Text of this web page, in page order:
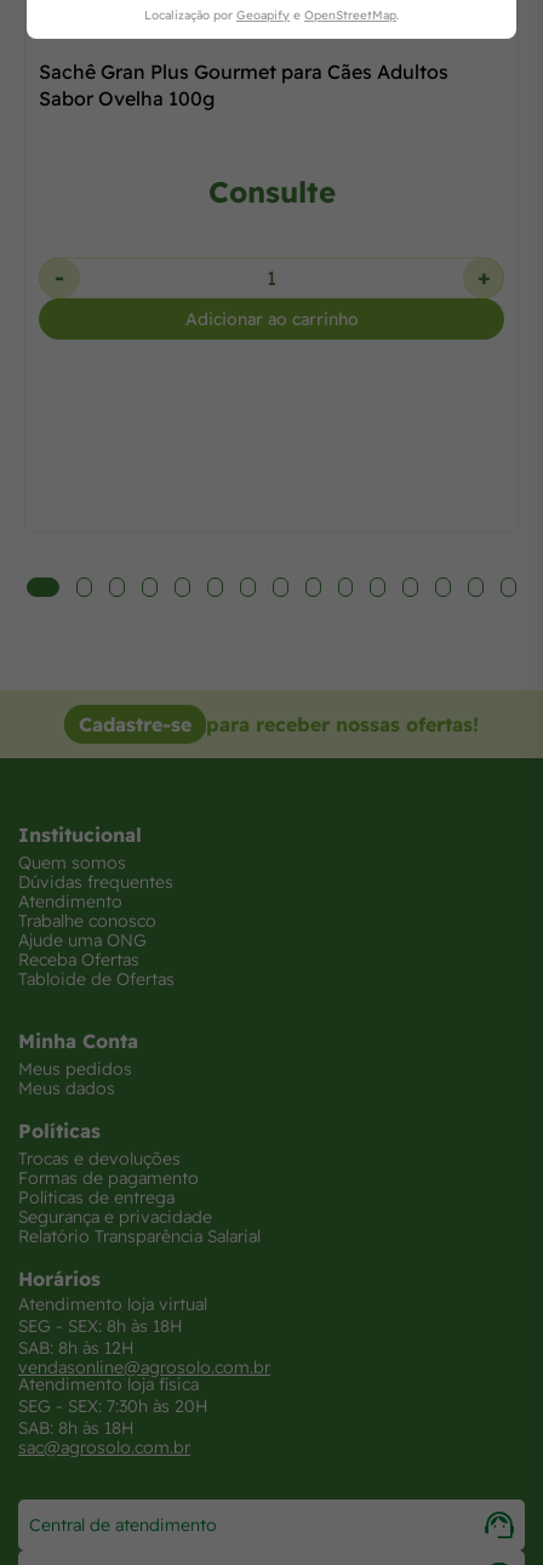
Sachê Gran Plus Gourmet para Cães Adultos
Sabor Ovelha 100g
Consulte
- +
Adicionar ao carrinho
Cadastre-se para receber nossas ofertas!
Institucional
Quem somos
Dúvidas frequentes
Atendimento
Trabalhe conosco
Ajude uma ONG
Receba Ofertas
Tabloide de Ofertas
Minha Conta
Meus pedidos
Meus dados
Políticas
Trocas e devoluções
Formas de pagamento
Políticas de entrega
Segurança e privacidade
Relatório Transparência Salarial
Horários
Atendimento loja virtual
SEG - SEX: 8h às 18H
SAB: 8h às 12H
vendasonline@agrosolo.com.br
Atendimento loja física
SEG - SEX: 7:30h às 20H
SAB: 8h às 18H
sac@agrosolo.com.br
Central de atendimento
Localização por Geoapify e OpenStreetMap